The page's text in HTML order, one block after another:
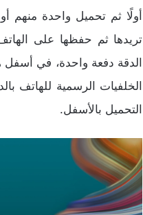
أولًا ثم تحميل واحدة منهم
تريدها ثم حفظها على
الخلفيات الرسمية للهاتف
التحميل بالأسفل.